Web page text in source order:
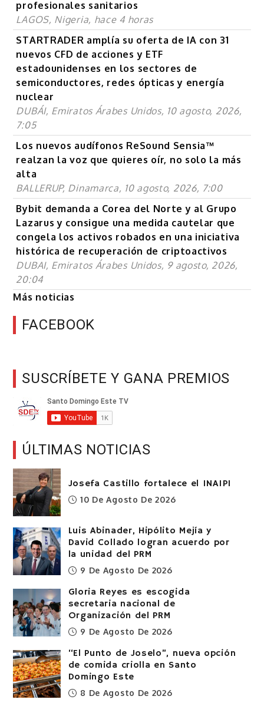
profesionales sanitarios
LAGOS, Nigeria, hace 4 horas
STARTRADER amplía su oferta de IA con 31
nuevos CFD de acciones y ETF
estadounidenses en los sectores de
semiconductores, redes ópticas y energía
nuclear
DUBÁI, Emiratos Árabes Unidos, 10 agosto, 2026,
7:05
Los nuevos audífonos ReSound Sensia™
realzan la voz que quieres oír, no solo la más
alta
BALLERUP, Dinamarca, 10 agosto, 2026, 7:00
Bybit demanda a Corea del Norte y al Grupo
Lazarus y consigue una medida cautelar que
congela los activos robados en una iniciativa
histórica de recuperación de criptoactivos
DUBAI, Emiratos Árabes Unidos, 9 agosto, 2026,
20:04
Más noticias
FACEBOOK
SUSCRÍBETE Y GANA PREMIOS
ÚLTIMAS NOTICIAS
Josefa Castillo fortalece el INAIPI
10 De Agosto De 2026
Luis Abinader, Hipólito Mejía y
David Collado logran acuerdo por
la unidad del PRM
9 De Agosto De 2026
Gloria Reyes es escogida
secretaria nacional de
Organización del PRM
9 De Agosto De 2026
“El Punto de Joselo”, nueva opción
de comida criolla en Santo
Domingo Este
8 De Agosto De 2026